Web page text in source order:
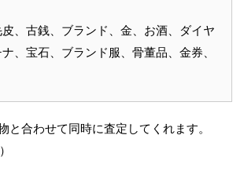
、古銭、ブランド、金、お酒、ダイヤ
、宝石、ブランド服、骨董品、金券、
と合わせて同時に査定してくれます。
）